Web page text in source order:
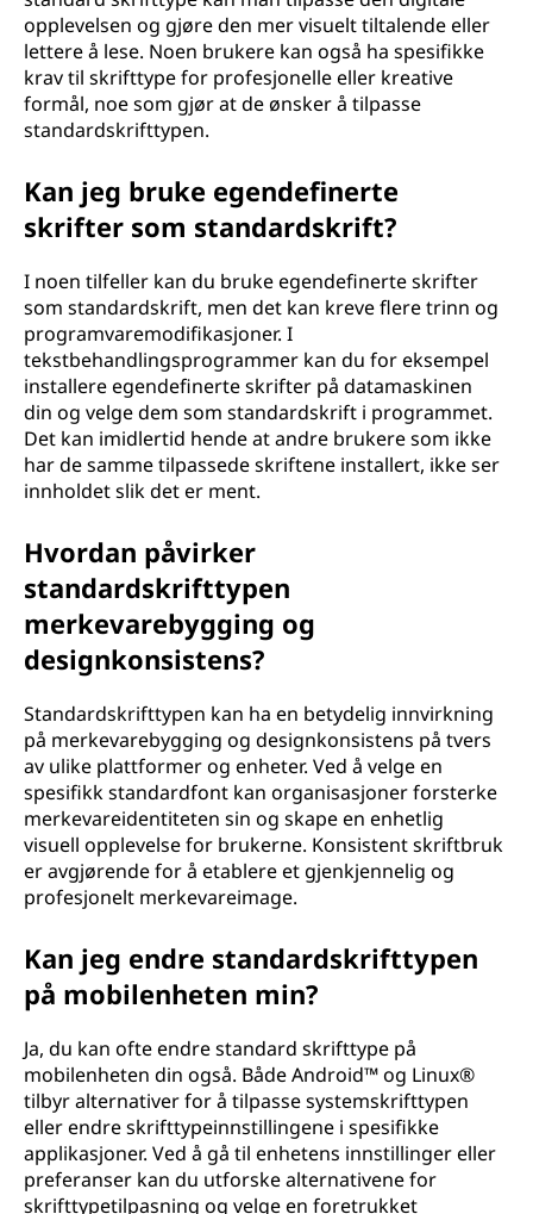
opplevelsen og gjøre den mer visuelt tiltalende eller
lettere å lese. Noen brukere kan også ha spesifikke
krav til skrifttype for profesjonelle eller kreative
formål, noe som gjør at de ønsker å tilpasse
standardskrifttypen.
Kan jeg bruke egendefinerte
skrifter som standardskrift?
I noen tilfeller kan du bruke egendefinerte skrifter
som standardskrift, men det kan kreve flere trinn og
programvaremodifikasjoner. I
tekstbehandlingsprogrammer kan du for eksempel
installere egendefinerte skrifter på datamaskinen
din og velge dem som standardskrift i programmet.
Det kan imidlertid hende at andre brukere som ikke
har de samme tilpassede skriftene installert, ikke ser
innholdet slik det er ment.
Hvordan påvirker
standardskrifttypen
merkevarebygging og
designkonsistens?
Standardskrifttypen kan ha en betydelig innvirkning
på merkevarebygging og designkonsistens på tvers
av ulike plattformer og enheter. Ved å velge en
spesifikk standardfont kan organisasjoner forsterke
merkevareidentiteten sin og skape en enhetlig
visuell opplevelse for brukerne. Konsistent skriftbruk
er avgjørende for å etablere et gjenkjennelig og
profesjonelt merkevareimage.
Kan jeg endre standardskrifttypen
på mobilenheten min?
Ja, du kan ofte endre standard skrifttype på
mobilenheten din også. Både Android™ og Linux®
tilbyr alternativer for å tilpasse systemskrifttypen
eller endre skrifttypeinnstillingene i spesifikke
applikasjoner. Ved å gå til enhetens innstillinger eller
preferanser kan du utforske alternativene for
skrifttypetilpasning og velge en foretrukket